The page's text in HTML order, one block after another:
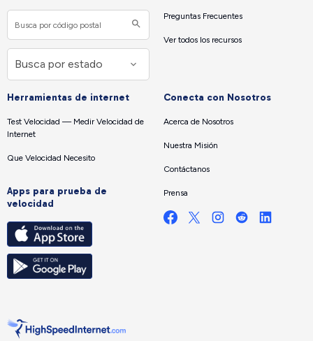
Preguntas Frecuentes
Ver todos los recursos
Herramientas de internet
Test Velocidad — Medir Velocidad de
Internet
Que Velocidad Necesito
Apps para prueba de
velocidad
Conecta con Nosotros
Acerca de Nosotros
Nuestra Misión
Contáctanos
Prensa